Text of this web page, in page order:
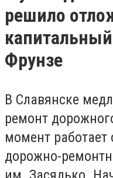
решило
Фрунзе
В Славянске
ремонт
момент
дорожно-